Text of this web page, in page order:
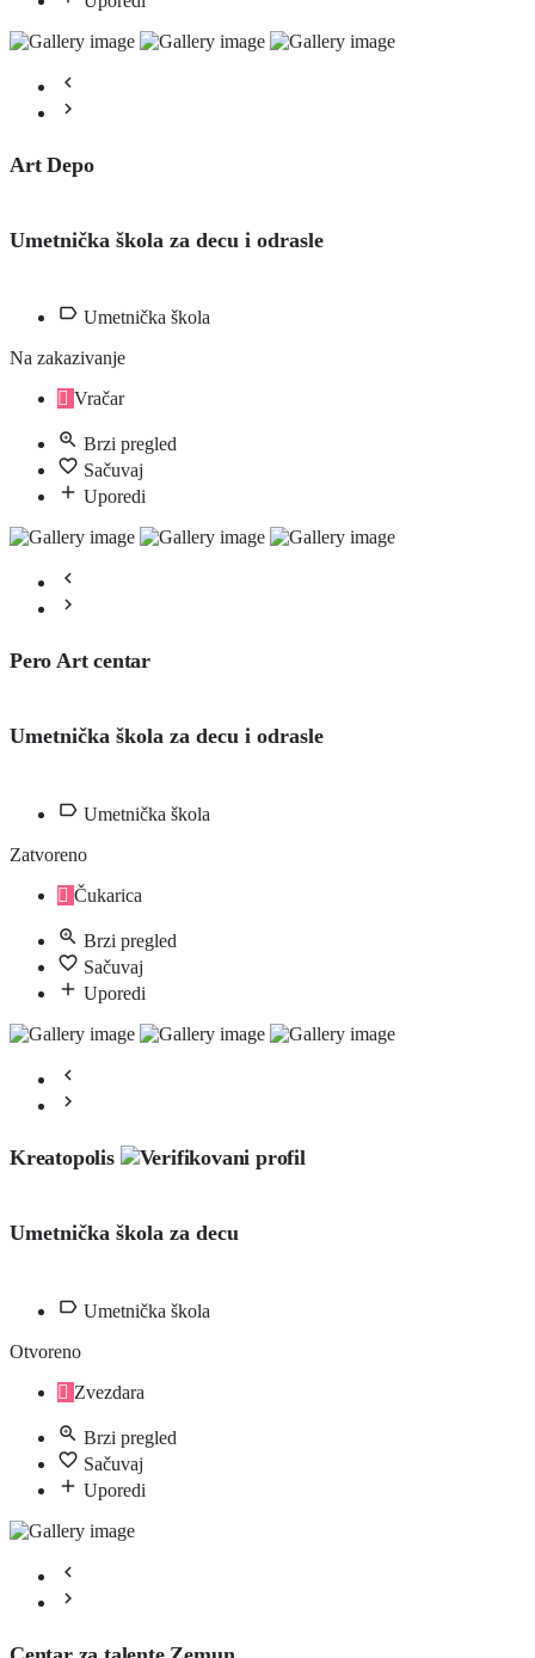
Art Depo
Umetnička škola za decu i odrasle
Umetnička škola
Na zakazivanje
Vračar
Brzi pregled
Sačuvaj
Uporedi
Pero Art centar
Umetnička škola za decu i odrasle
Umetnička škola
Zatvoreno
Čukarica
Brzi pregled
Sačuvaj
Uporedi
Kreatopolis
Umetnička škola za decu
Umetnička škola
Otvoreno
Zvezdara
Brzi pregled
Sačuvaj
Uporedi